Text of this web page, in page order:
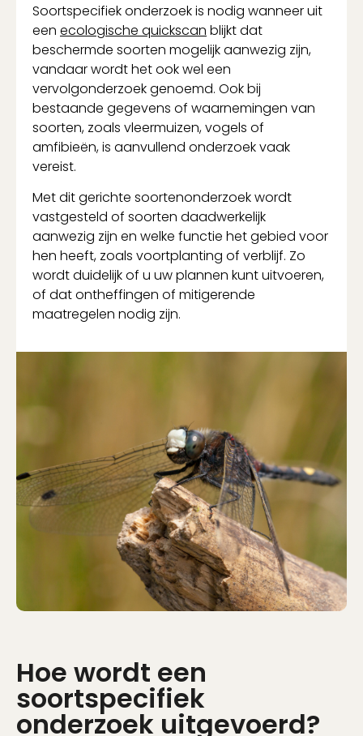
Soortspecifiek onderzoek is nodig wanneer uit
een ecologische quickscan blijkt dat
beschermde soorten mogelijk aanwezig zijn,
vandaar wordt het ook wel een
vervolgonderzoek genoemd. Ook bij
bestaande gegevens of waarnemingen van
soorten, zoals vleermuizen, vogels of
amfibieën, is aanvullend onderzoek vaak
vereist.
Met dit gerichte soortenonderzoek wordt
vastgesteld of soorten daadwerkelijk
aanwezig zijn en welke functie het gebied voor
hen heeft, zoals voortplanting of verblijf. Zo
wordt duidelijk of u uw plannen kunt uitvoeren,
of dat ontheffingen of mitigerende
maatregelen nodig zijn.
Hoe wordt een
soortspecifiek
onderzoek uitgevoerd?